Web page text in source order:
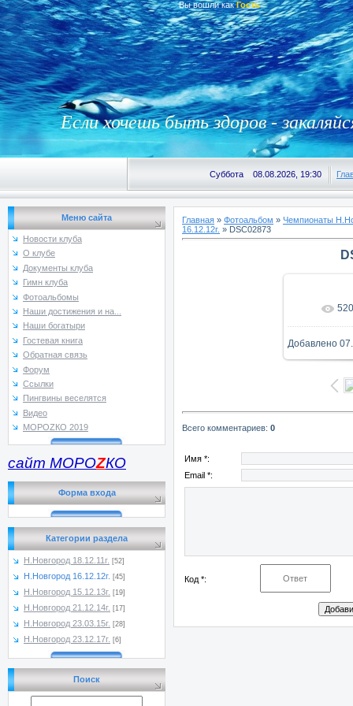
Вы вошли как Гость
Если хочешь быть здоров -
Суббота 08.08.2026, 19:30
Меню сайта
Новости клуба
О клубе
Документы клуба
Гимн клуба
Фотоальбомы
Наши достижения и на...
Наши богатыри
Гостевая книга
Обратная связь
Форум
Ссылки
Пингвины веселятся
Видео
МОРОZКО 2019
сайт МОРОZКО
Форма входа
Категории раздела
Н.Новгород 18.12.11г. [52]
Н.Новгород 16.12.12г. [45]
Н.Новгород 15.12.13г. [19]
Н.Новгород 21.12.14г. [17]
Н.Новгород 23.03.15г. [28]
Н.Новгород 23.12.17г. [6]
Поиск
Главная » Фотоальбом » Чемпионаты
16.12.12г. » DSC02873
В 520
Добавлено
Всего комментариев: 0
Имя *:
Email *:
Код *: